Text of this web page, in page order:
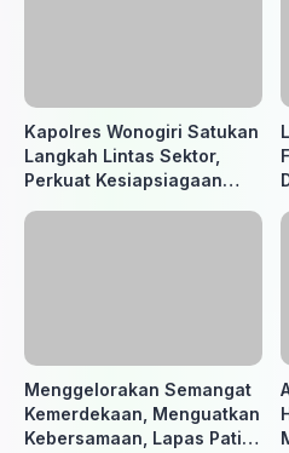
Kapolres Wonogiri Satukan
Langkah Lintas Sektor,
Perkuat Kesiapsiagaan
Menggelorakan Semangat
Kemerdekaan, Menguatkan
Kebersamaan, Lapas Pati